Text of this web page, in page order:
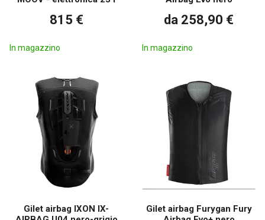
815 €
In magazzino
da 258,90 €
In magazzino
Gilet airbag IXON IX-
Gilet airbag Furygan Fury